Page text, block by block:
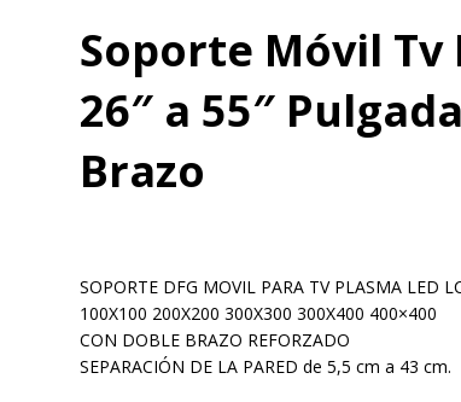
Soporte Móvil Tv
26″ a 55″
Brazo
SOPORTE DFG MOVIL PARA TV PLASMA LED
100X100 200X200 300X300 300X400 400×400
CON DOBLE BRAZO REFORZADO
SEPARACIÓN DE LA PARED de 5,5 cm a 43 cm.